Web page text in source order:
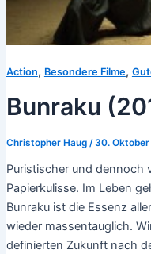
Action, Besondere Filme,
Bunraku
Christopher Haug /30. Oktober
Puristischer und dennoch
Papierkulisse. Im Leben
Bunraku ist die Essenz
wieder massentauglich.
definierten Zukunft nach